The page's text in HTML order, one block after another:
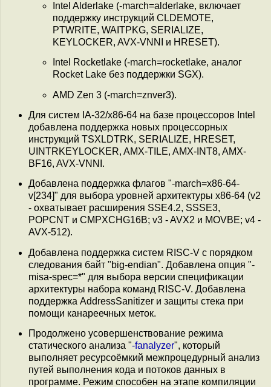
Intel Alderlake (-march=alderlake, включает
поддержку инструкций CLDEMOTE,
PTWRITE, WAITPKG, SERIALIZE,
KEYLOCKER, AVX-VNNI и HRESET).
Intel Rocketlake (-march=rocketlake, аналог
Rocket Lake без поддержки SGX).
AMD Zen 3 (-march=znver3).
Для систем IA-32/x86-64 на базе процессоров Intel
добавлена поддержка новых процессорных
инструкций TSXLDTRK, SERIALIZE, HRESET,
UINTRKEYLOCKER, AMX-TILE, AMX-INT8, AMX-
BF16, AVX-VNNI.
Добавлена поддержка флагов "-march=x86-64-
v[234]" для выбора уровней архитектуры x86-64 (v2
- охватывает расширения SSE4.2, SSSE3,
POPCNT и CMPXCHG16B; v3 - AVX2 и MOVBE; v4 -
AVX-512).
Добавлена поддержка систем RISC-V с порядком
следования байт "big-endian". Добавлена опция "-
misa-spec=*" для выбора версии спецификации
архитектуры набора команд RISC-V. Добавлена
поддержка AddressSanitizer и защиты стека при
помощи канареечных меток.
Продолжено усовершенствование режима
статического анализа "-fanalyzer", который
выполняет ресурсоёмкий межпроцедурный анализ
путей выполнения кода и потоков данных в
программе. Режим способен на этапе компиляции